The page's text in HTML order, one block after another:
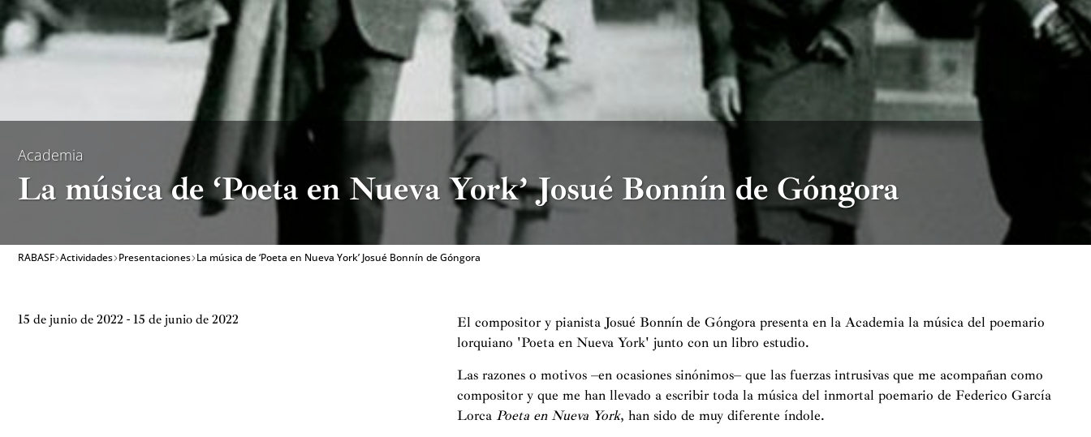
Academia
La música de ‘Poeta en Nueva York’ Josué Bonnín de Góngora
RABASF Actividades Presentaciones La música de ‘Poeta en Nueva York’ Josué Bonnín de Góngora
15 de junio de 2022 - 15 de junio de 2022
El compositor y pianista Josué Bonnín de Góngora presenta en la Academia la música del poemario
lorquiano 'Poeta en Nueva York' junto con un libro estudio.
Las razones o motivos –en ocasiones sinónimos– que las fuerzas intrusivas que me acompañan como
compositor y que me han llevado a escribir toda la música del inmortal poemario de Federico García
LorcaPoeta en Nueva York, han sido de muy diferente índole.